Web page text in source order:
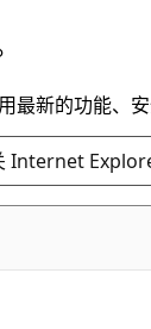
新的功能、安
Internet